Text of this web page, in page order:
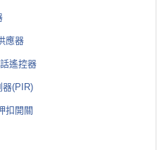
應器
遙控器
器(PIR)
扣開關